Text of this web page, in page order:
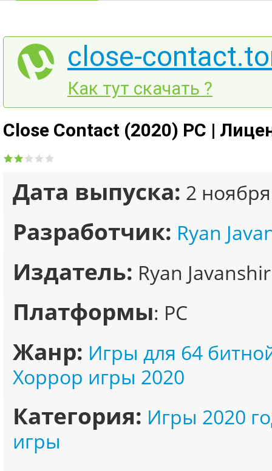
close-
Как тут скачать ?
Close Contact (2020) PC |
Дата выпуска: 2
Разработчик: Ryan
Издатель: Ryan Javanshir
Платформы: PC
Жанр: Игры для 64
Хоррор игры 2020
Категория: Игры 2020
игры